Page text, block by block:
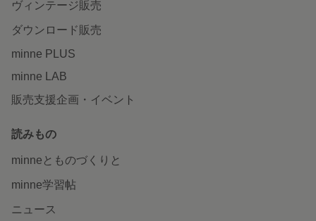
ヴィンテージ販売
ダウンロード販売
minne PLUS
minne LAB
販売支援企画・イベント
読みもの
minneとものづくりと
minne学習帖
ニュース